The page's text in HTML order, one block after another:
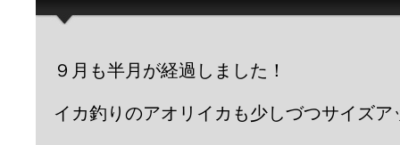
９月も半月が経過しました！
イカ釣りのアオリイカも少しづつサイズア